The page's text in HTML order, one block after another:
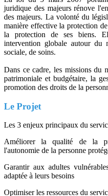
juridique des majeurs rénove
des majeurs. La volonté du
manière effective la protection
la protection de ses biens.
intervention globale autour du
sociale, de soins.
Dans ce cadre, les missions du
patrimoniale et budgétaire, la
promotion des droits de la
Le Projet
Les 3 enjeux principaux du
Améliorer la qualité de la
l'autonomie de la personne
Garantir aux adultes
adaptée à leurs besoins
Optimiser les ressources du